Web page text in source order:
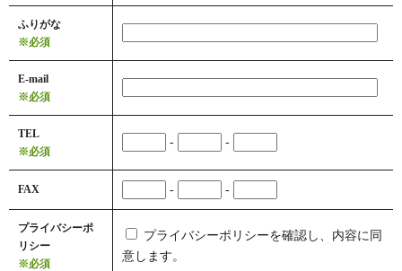
ふりがな
※必須
E-mail
※必須
TEL
※必須
- -
FAX - -
プライバシーポ
リシー
※必須
プライバシーポリシーを確認し、内容に同
意します。